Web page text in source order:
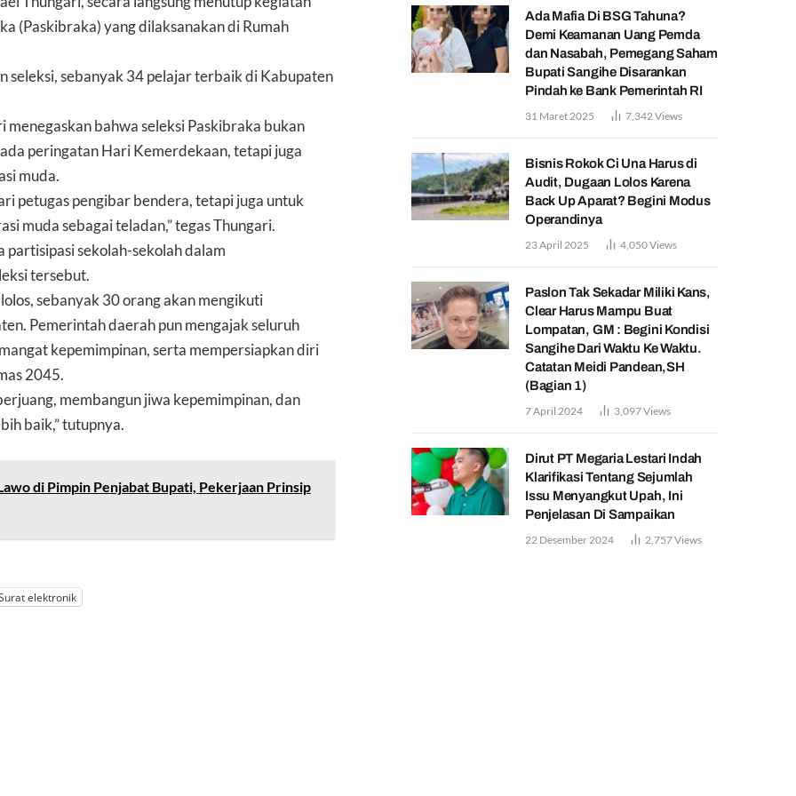
(Paskibraka) yang dilaksanakan di Rumah
sebanyak 34 pelajar terbaik di Kabupaten
bahwa seleksi Paskibraka bukan
peringatan Hari Kemerdekaan, tetapi juga
muda.
petugas pengibar bendera, tetapi juga untuk
muda sebagai teladan,” tegas Thungari.
partisipasi sekolah-sekolah dalam
tersebut.
sebanyak 30 orang akan mengikuti
Pemerintah daerah pun mengajak seluruh
kepemimpinan, serta mempersiapkan diri
2045.
membangun jiwa kepemimpinan, dan
baik,” tutupnya.
di Pimpin Penjabat Bupati, Pekerjaan Prinsip
elektronik
Ada Mafia Di BSG Tahuna?
Demi Keamanan Uang Pemda
dan Nasabah, Pemegang Saham
Bupati Sangihe Disarankan
Pindah ke Bank Pemerintah RI
31 Maret 2025 7,342 Views
Bisnis Rokok Ci Una Harus di
Audit, Dugaan Lolos Karena
Back Up Aparat? Begini Modus
Operandinya
23 April 2025 4,050Views
Paslon Tak Sekadar Miliki Kans,
Clear Harus Mampu Buat
Lompatan, GM : Begini Kondisi
Sangihe Dari Waktu Ke Waktu.
Catatan Meidi Pandean,SH
(Bagian 1)
7 April 2024 3,097Views
Dirut PT Megaria Lestari Indah
Klarifikasi Tentang Sejumlah
Issu Menyangkut Upah, Ini
Penjelasan Di Sampaikan
22 Desember 2024 2,757Views